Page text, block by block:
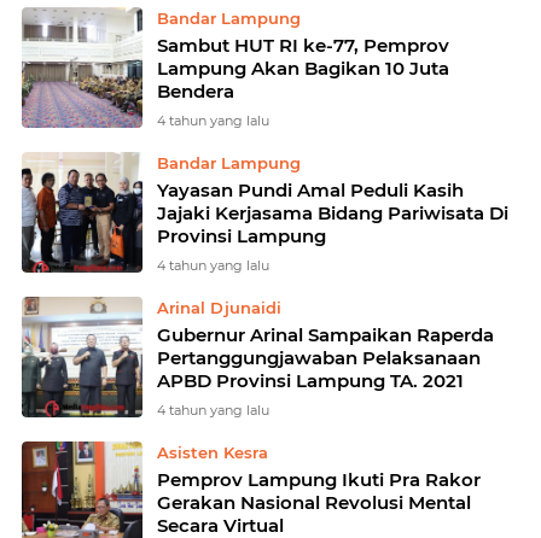
Bandar Lampung
Sambut HUT RI ke-77, Pemprov
Lampung Akan Bagikan 10 Juta
Bendera
4 tahun yang lalu
Bandar Lampung
Yayasan Pundi Amal Peduli Kasih
Jajaki Kerjasama Bidang Pariwisata Di
Provinsi Lampung
4 tahun yang lalu
Arinal Djunaidi
Gubernur Arinal Sampaikan Raperda
Pertanggungjawaban Pelaksanaan
APBD Provinsi Lampung TA. 2021
4 tahun yang lalu
Asisten Kesra
Pemprov Lampung Ikuti Pra Rakor
Gerakan Nasional Revolusi Mental
Secara Virtual